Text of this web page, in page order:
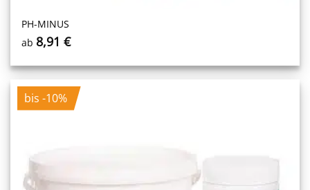
PH-MINUS
ab 8,91€
bis -10%